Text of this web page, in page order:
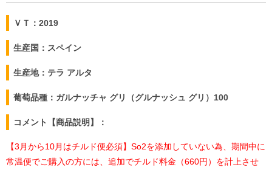
ＶＴ：2019
生産国：スペイン
生産地：テラ アルタ
葡萄品種：ガルナッチャ グリ（グルナッシュ グリ）100
コメント【商品説明】：
【3月から10月はチルド便必須】So2を添加していない為、期間中に
常温便でご購入の方には、追加でチルド料金（660円）を計上させ